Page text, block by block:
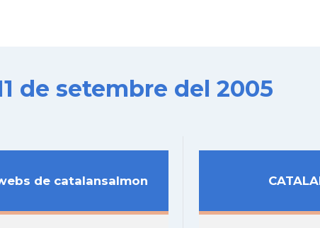
de setembre del 2005
de catalansalmon